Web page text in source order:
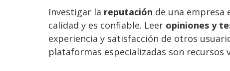
Investigar la reputación de una empresa
calidad y es confiable. Leer opiniones y
experiencia y satisfacción de otros
plataformas especializadas son recursos